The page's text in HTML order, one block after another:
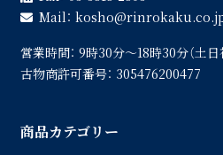
Mail： kosho
営業時間： 9時30分〜18時30分（土日
古物商許可番号： 305476200477
商品カテゴリー